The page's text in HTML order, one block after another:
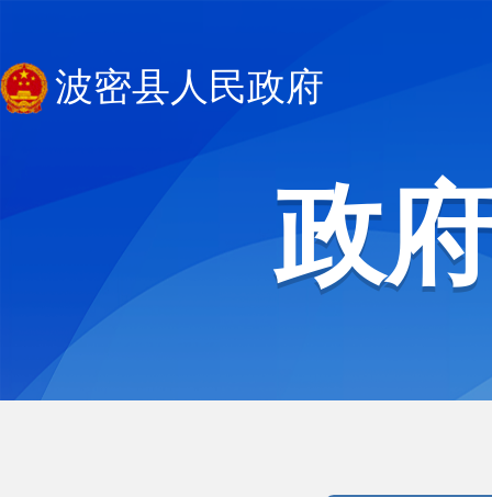
波密县人民政府
政